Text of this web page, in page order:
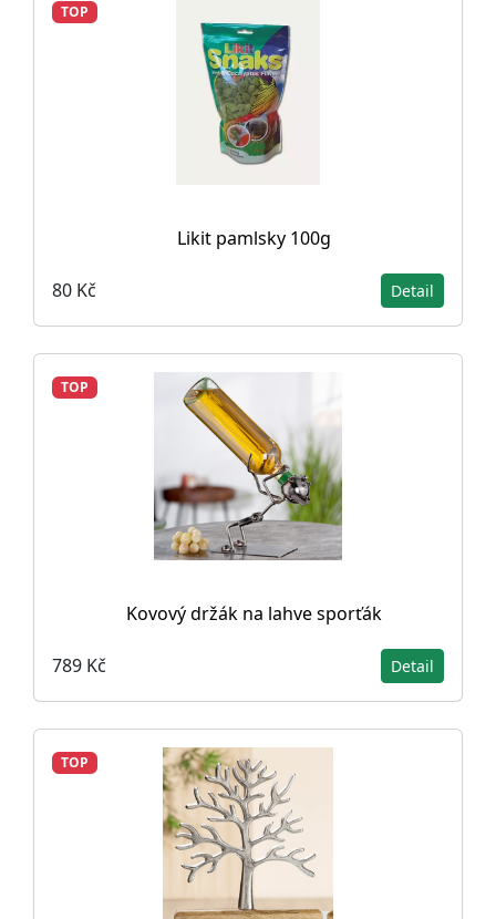
TOP
Likit pamlsky 100g
80 Kč Detail
TOP
Kovový držák na lahve sporťák
789 Kč Detail
TOP